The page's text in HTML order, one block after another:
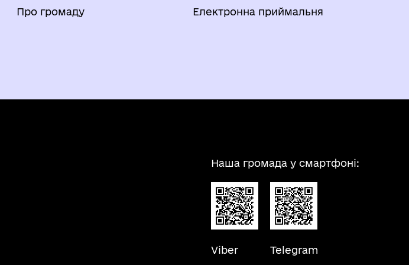
Про громаду Електронна приймальня
Наша громада у смартфоні:
Viber Telegram